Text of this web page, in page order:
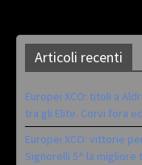
Articoli recenti
Europei XCO: titoli a
tra gli Elite. Corvi fora
Europei XCO: vittorie
Signorelli 5^ la migliore